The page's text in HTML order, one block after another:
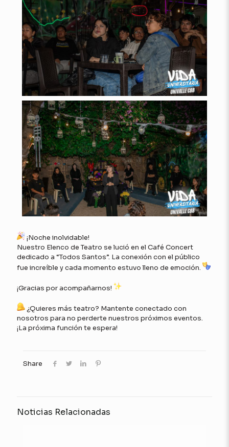
¡Noche inolvidable!
Nuestro Elenco de Teatro se lució en el Café Concert
dedicado a “Todos Santos”. La conexión con el público
fue increíble y cada momento estuvo lleno de emoción.
¡Gracias por acompañarnos!
¿Quieres más teatro? Mantente conectado con
nosotros para no perderte nuestros próximos eventos.
¡La próxima función te espera!
Share
Noticias Relacionadas